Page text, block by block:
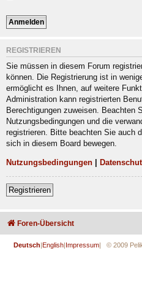
REGISTRIEREN
Sie müssen in diesem Forum
können. Die Registrierung ist in
ermöglicht es Ihnen, auf weitere
Administration kann registrierten
Berechtigungen zuweisen. Beachten
Nutzungsbedingungen und die
registrieren. Bitte beachten Sie auch
sich in diesem Board bewegen.
Nutzungsbedingungen
Registrieren
Foren-Übersicht
Deutsch English Impressum | © 2009